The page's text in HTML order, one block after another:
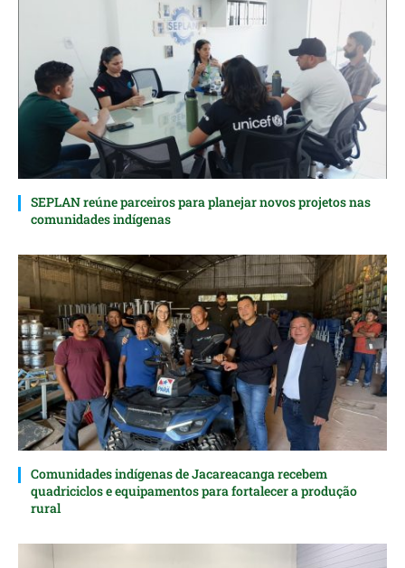
SEPLAN reúne parceiros para planejar novos projetos nas
comunidades indígenas
Comunidades indígenas de Jacareacanga recebem
quadriciclos e equipamentos para fortalecer a produção
rural